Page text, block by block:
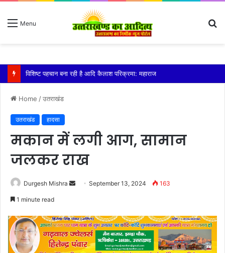
Menu
तेज बारिश से धर्मनगरी हरिद्वार हुई पानी-पानी
Home /उतराखंड
उतराखंड हादसा
मकान में लगी आग, सामान
जलकर राख
Durgesh Mishra
Send September 13, 2024 163
1 minute read